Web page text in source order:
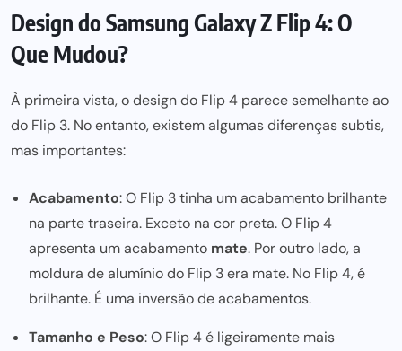
Design do Samsung Galaxy Z Flip 4: O
Que Mudou?
À primeira vista, o design do Flip 4 parece semelhante ao
do Flip 3. No entanto, existem algumas diferenças subtis,
mas importantes:
Acabamento: O Flip 3 tinha um acabamento brilhante
na parte traseira. Exceto na cor preta. O Flip 4
apresenta um acabamento mate. Por outro lado, a
moldura de alumínio do Flip 3 era mate. No Flip 4, é
brilhante. É uma inversão de acabamentos.
Tamanho e Peso: O Flip 4 é ligeiramente mais